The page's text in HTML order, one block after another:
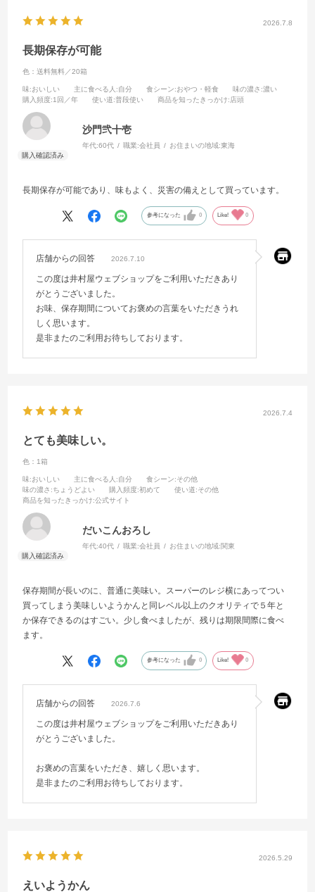
2026.7.8
長期保存が可能
色：送料無料／20箱
味:おいしい 主に食べる人 :自分 食シーン:おやつ・軽食 味の濃さ :濃い
購入頻度:1回／年 使い道:普段使い 商品を知ったきっかけ:店頭
沙門弐十壱
年代:60代 職業:会社員 お住まいの地域:東海
長期保存が可能であり、味もよく、災害の備えとして買っています。
参考になった 0 Like! 0
店舗からの回答 2026.7.10
この度は井村屋ウェブショップをご利用いただきあり
がとうございました。
お味、保存期間についてお褒めの言葉をいただきうれ
しく思います。
是非またのご利用お待ちしております。
2026.7.4
とても美味しい。
色：1箱
味:おいしい 主に食べる人 :自分 食シーン:その他
味の濃さ :ちょうどよい 購入頻度:初めて 使い道:その他
商品を知ったきっかけ:公式サイト
だいこんおろし
年代:40代 職業:会社員 お住まいの地域:関東
保存期間が長いのに、普通に美味い。スーパーのレジ横にあってつい
買ってしまう美味しいようかんと同レベル以上のクオリティで５年と
か保存できるのはすごい。少し食べましたが、残りは期限間際に食べ
ます。
参考になった 0 Like! 0
店舗からの回答 2026.7.6
この度は井村屋ウェブショップをご利用いただきあり
がとうございました。
お褒めの言葉をいただき、嬉しく思います。
是非またのご利用お待ちしております。
2026.5.29
えいようかん